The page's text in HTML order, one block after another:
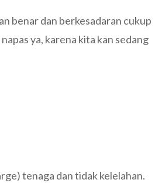
benar dan berkesadaran cukup
ya, karena kita kan sedang
tenaga dan tidak kelelahan.